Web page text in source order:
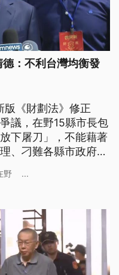
：不利台灣均衡發
《財劃法》修正
議，在野15縣市長包
下屠刀」，不能藉著
、刁難各縣市政府。
，呼籲中央地方能再
野 ...